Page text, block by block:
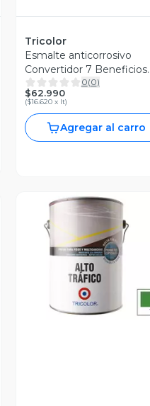
Tricolor
Esmalte anticorrosivo
Convertidor 7 Beneficios
negro 1 galón
0(0)
$62.990
($16.620 x lt)
Agregar al carro
Vista Previa